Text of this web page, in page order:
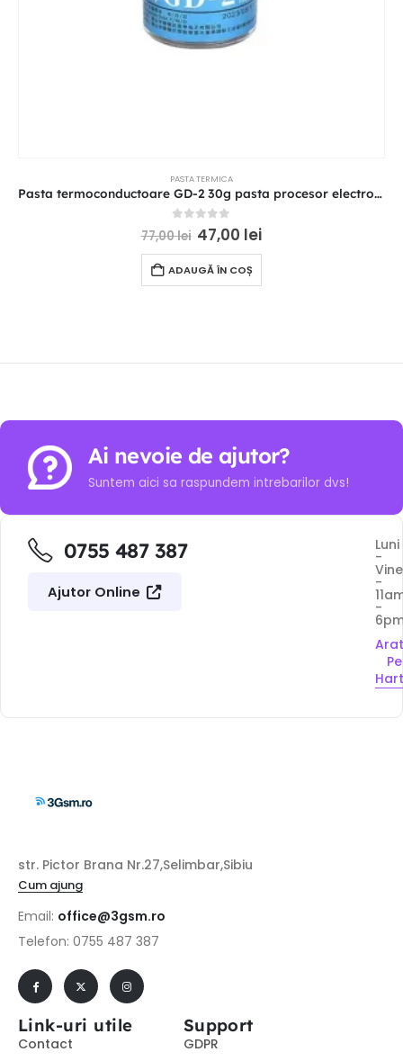
PASTA TERMICA
Pasta termoconductoare GD-2 30g pasta procesor electronice
out of 5
77,00lei 47,00 lei
ADAUGĂ ÎN COȘ
Ai nevoie de ajutor?
Suntem aici sa raspundem intrebarilor dvs!
0755 487 387
Ajutor Online
Luni
-
-
-
Pe
str. Pictor Brana Nr.27,Selimbar,Sibiu
Cum ajung
Email: office@3gsm.ro
Telefon: 0755 487 387
Link-uri utile
Contact
Support
GDPR